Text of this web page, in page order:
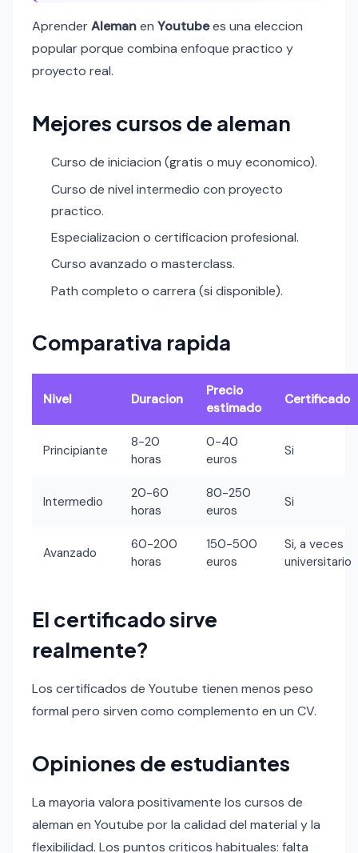
AprenderAlemanen Youtubees una eleccion
popular porque combina enfoque practico y
proyecto real.
Mejores cursos de aleman
Curso de iniciacion (gratis o muy economico).
Curso de nivel intermedio con proyecto
practico.
Especializacion o certificacion profesional.
Curso avanzado o masterclass.
Path completo o carrera (si disponible).
Comparativa rapida
Nivel Duracion
Precio
estimado
Certificado
Principiante
8-20
horas
0-40
euros
Si
Intermedio
20-60
horas
80-250
euros
Si
Avanzado
60-200
horas
150-500
euros
Si, a veces
universitario
El certificado sirve
realmente?
Los certificados de Youtube tienen menos peso
formal pero sirven como complemento en un CV.
Opiniones de estudiantes
La mayoria valora positivamente los cursos de
aleman en Youtube por la calidad del material y la
flexibilidad. Los puntos criticos habituales: falta